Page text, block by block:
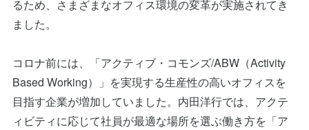
るため、さまざまなオフィス環境の変革が実施されてき
ました。
コロナ前には、「アクティブ・コモンズ/ABW（Activity
Based Working）」を実現する生産性の高いオフィスを
目指す企業が増加していました。内田洋行では、アクテ
ィビティに応じて社員が最適な場所を選ぶ働き方を「ア